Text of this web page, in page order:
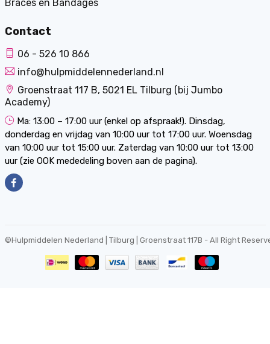
Braces en Bandages
Contact
06 - 526 10 866
info@hulpmiddelennederland.nl
Groenstraat 117 B, 5021 EL Tilburg (bij Jumbo
Academy)
Ma: 13:00 – 17:00 uur (enkel op afspraak!). Dinsdag,
donderdag en vrijdag van 10:00 uur tot 17:00 uur. Woensdag
van 10:00 uur tot 15:00 uur. Zaterdag van 10:00 uur tot 13:00
uur (zie OOK mededeling boven aan de pagina).
©Hulpmiddelen Nederland | Tilburg | Groenstraat 117B - All Right